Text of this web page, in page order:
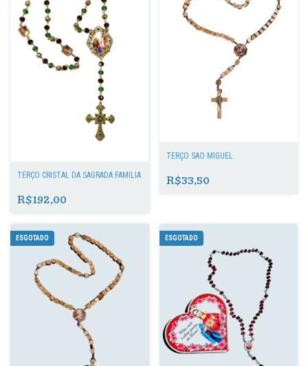
TERÇO CRISTAL DA SAGRADA FAMÍLIA
R$192,00
TERÇO SÃO MIGUEL
R$33,50
ESGOTADO ESGOTADO